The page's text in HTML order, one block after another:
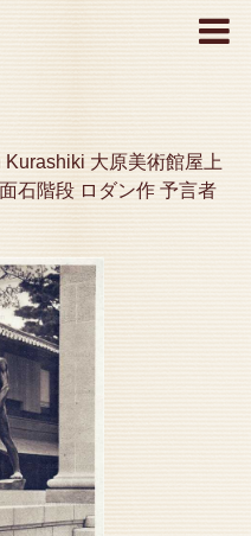
MENU
大原美術館屋上
石階段 ロダン作 予言者